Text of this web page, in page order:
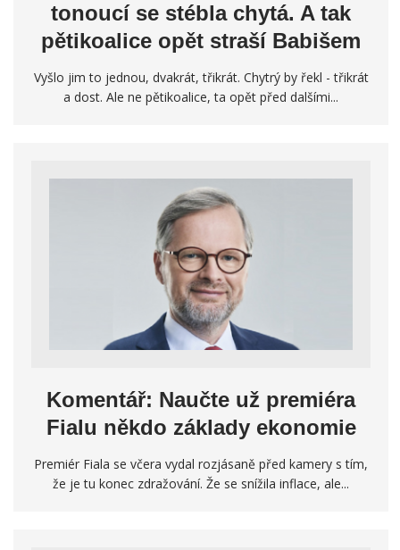
tonoucí se stébla chytá. A tak
pětikoalice opět straší Babišem
Vyšlo jim to jednou, dvakrát, třikrát. Chytrý by řekl - třikrát
a dost. Ale ne pětikoalice, ta opět před dalšími...
Komentář: Naučte už premiéra
Fialu někdo základy ekonomie
Premiér Fiala se včera vydal rozjásaně před kamery s tím,
že je tu konec zdražování. Že se snížila inflace, ale...